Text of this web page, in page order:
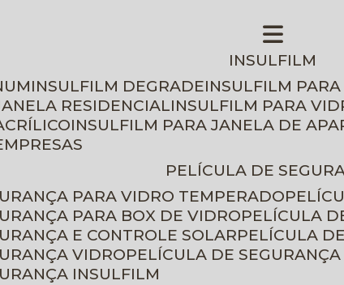
INSULFILM
INSULFILM DEGRADE INSULFILM
RESIDENCIAL INSULFILM PARA
INSULFILM PARA JANELA DE
PELÍCULA DE
PARA VIDRO TEMPERADO
PARA BOX DE VIDRO
PELÍCULA
E CONTROLE SOLAR
PELÍCULA
VIDRO
PELÍCULA DE
INSULFILM